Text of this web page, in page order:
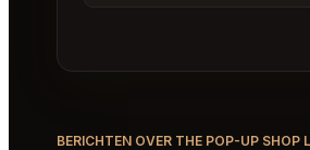
BERICHTEN OVER THE POP-UP SHOP